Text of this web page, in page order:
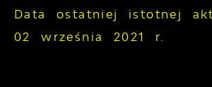
Data ostatniej istotnej
02 września 2021 r.